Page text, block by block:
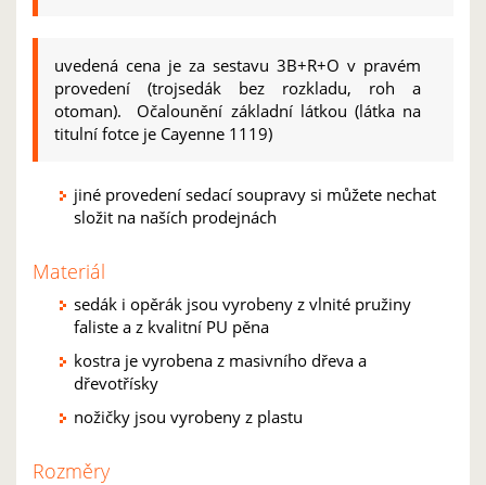
uvedená cena je za sestavu 3B+R+O v pravém
provedení (trojsedák bez rozkladu, roh a
otoman). Očalounění základní látkou (látka na
titulní fotce je Cayenne 1119)
jiné provedení sedací soupravy si můžete nechat
složit na naších prodejnách
Materiál
sedák i opěrák jsou vyrobeny z vlnité pružiny
faliste a z kvalitní PU pěna
kostra je vyrobena z masivního dřeva a
dřevotřísky
nožičky jsou vyrobeny z plastu
Rozměry